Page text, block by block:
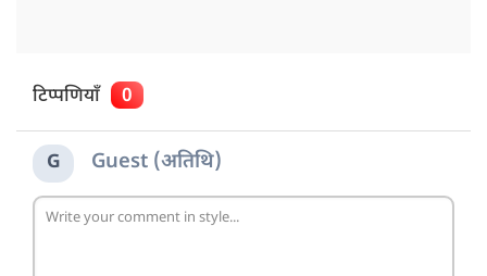
टिप्पणियाँ 0
G Guest (अतिथि)